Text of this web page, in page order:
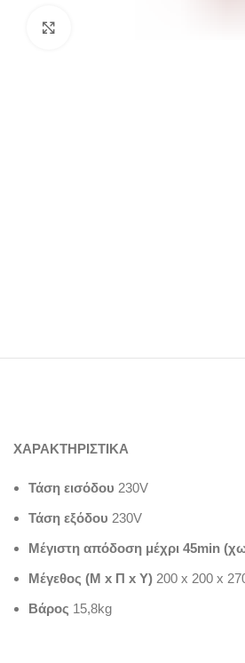
ΧΑΡΑΚΤΗΡΙΣΤΙΚΑ
Τάση εισόδου 230V
Τάση εξόδου 230V
Μέγιστη απόδοση μέχρι 45min
Μέγεθος (Μ x Π x Υ) 200 x 200 x
Βάρος 15,8kg